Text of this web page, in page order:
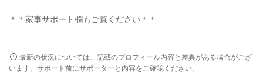
＊＊家事サポート欄もご覧ください＊＊
最新の状況については、記載のプロフィール内容と差異がある場合がござ
います。サポート前にサポーターと内容をご確認ください。